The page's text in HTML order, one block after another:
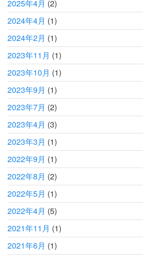
2025年4月 (2)
2024年4月 (1)
2024年2月 (1)
2023年11月 (1)
2023年10月 (1)
2023年9月 (1)
2023年7月 (2)
2023年4月 (3)
2023年3月 (1)
2022年9月 (1)
2022年8月 (2)
2022年5月 (1)
2022年4月 (5)
2021年11月 (1)
2021年6月 (1)